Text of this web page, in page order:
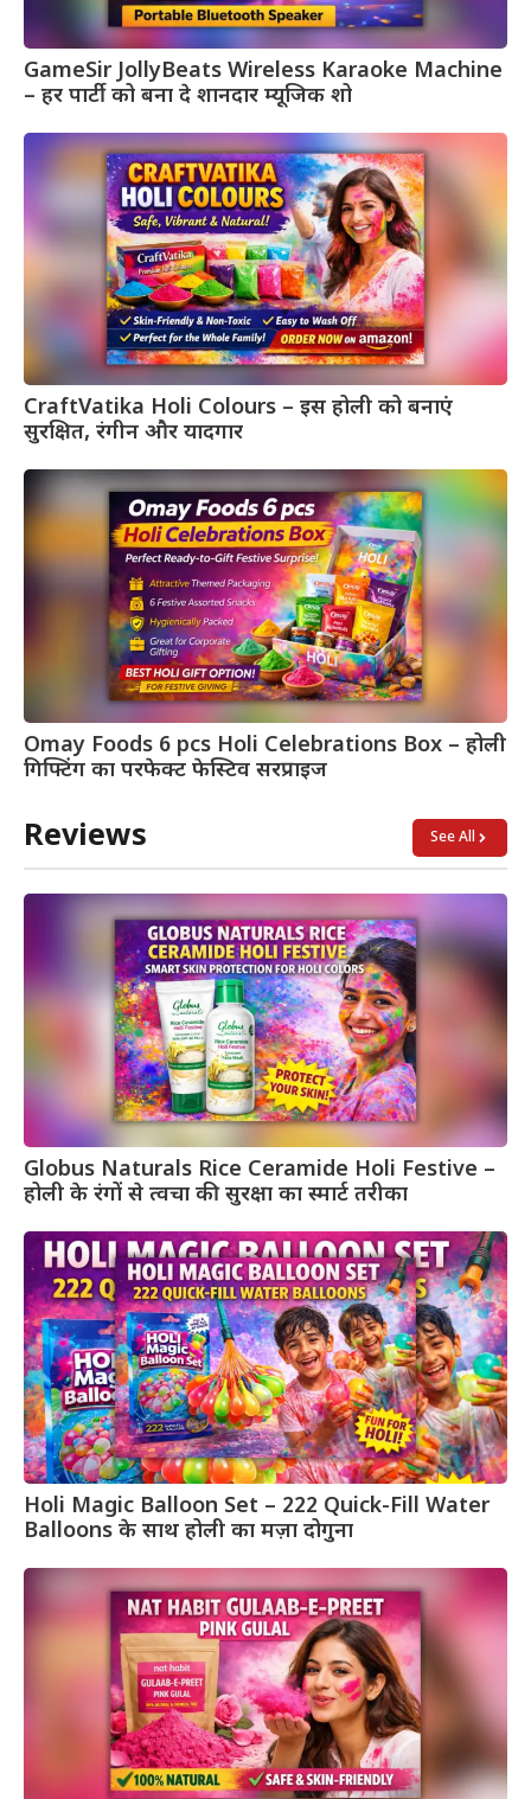
GameSir JollyBeats Wireless Karaoke Machine
– हर पार्टी को बना दे शानदार म्यूजिक शो
CraftVatika Holi Colours – इस होली को बनाएं
सुरक्षित, रंगीन और यादगार
Omay Foods 6 pcs Holi Celebrations Box – होली
गिफ्टिंग का परफेक्ट फेस्टिव सरप्राइज
Reviews See All
Globus Naturals Rice Ceramide Holi Festive –
होली के रंगों से त्वचा की सुरक्षा का स्मार्ट तरीका
Holi Magic Balloon Set – 222 Quick-Fill Water
Balloons के साथ होली का मज़ा दोगुना